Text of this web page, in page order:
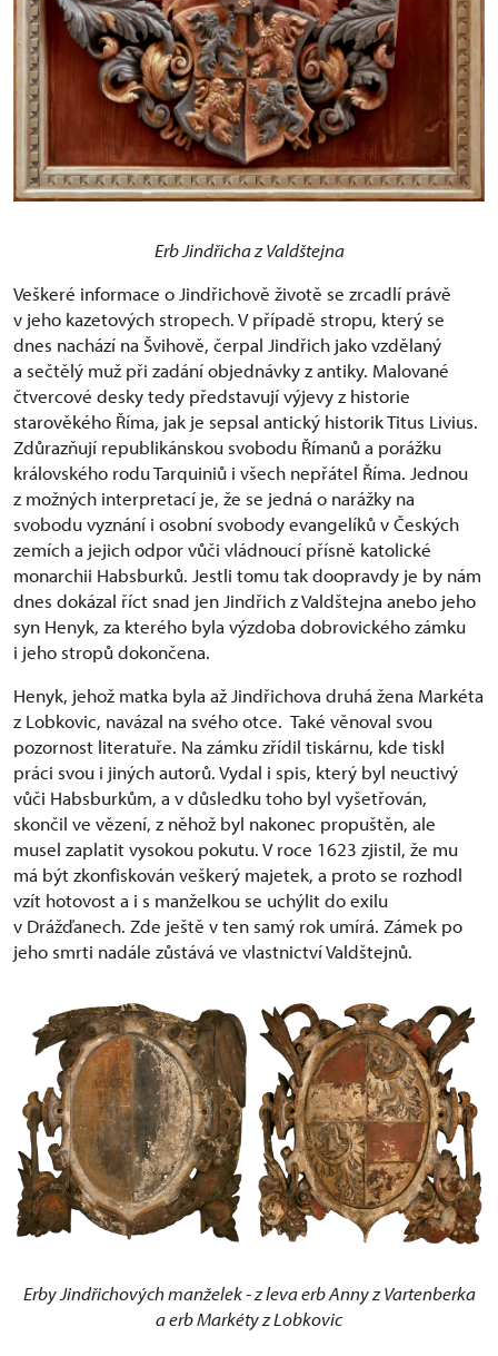
Erb Jindřicha z Valdštejna
Veškeré informace o Jindřichově životě se zrcadlí právě
v jeho kazetových stropech. V případě stropu, který se
dnes nachází na Švihově, čerpal Jindřich jako vzdělaný
a sečtělý muž při zadání objednávky z antiky. Malované
čtvercové desky tedy představují výjevy z historie
starověkého Říma, jak je sepsal antický historik Titus Livius.
Zdůrazňují republikánskou svobodu Římanů a porážku
královského rodu Tarquiniů i všech nepřátel Říma. Jednou
z možných interpretací je, že se jedná o narážky na
svobodu vyznání i osobní svobody evangelíků v Českých
zemích a jejich odpor vůči vládnoucí přísně katolické
monarchii Habsburků. Jestli tomu tak doopravdy je by nám
dnes dokázal říct snad jen Jindřich z Valdštejna anebo jeho
syn Henyk, za kterého byla výzdoba dobrovického zámku
i jeho stropů dokončena.
Henyk, jehož matka byla až Jindřichova druhá žena Markéta
z Lobkovic, navázal na svého otce. Také věnoval svou
pozornost literatuře. Na zámku zřídil tiskárnu, kde tiskl
práci svou i jiných autorů. Vydal i spis, který byl neuctivý
vůči Habsburkům, a v důsledku toho byl vyšetřován,
skončil ve vězení, z něhož byl nakonec propuštěn, ale
musel zaplatit vysokou pokutu. V roce 1623 zjistil, že mu
má být zkonfiskován veškerý majetek, a proto se rozhodl
vzít hotovost a i s manželkou se uchýlit do exilu
v Drážďanech. Zde ještě v ten samý rok umírá. Zámek po
jeho smrti nadále zůstává ve vlastnictví Valdštejnů.
Erby Jindřichových manželek - z leva erb Anny z Vartenberka
a erb Markéty z Lobkovic